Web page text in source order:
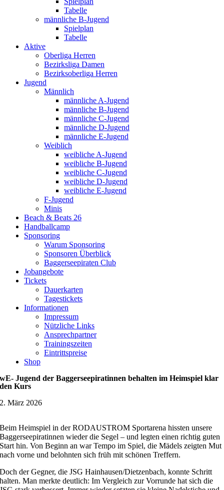
Tabelle
männliche B-Jugend
Spielplan
Tabelle
Aktive
Oberliga Herren
Bezirksliga Damen
Bezirksoberliga Herren
Jugend
Männlich
männliche A-Jugend
männliche B-Jugend
männliche C-Jugend
männliche D-Jugend
männliche E-Jugend
Weiblich
weibliche A-Jugend
weibliche B-Jugend
weibliche C-Jugend
weibliche D-Jugend
weibliche E-Jugend
F-Jugend
Minis
Beach & Beats 26
Handballcamp
Sponsoring
Warum Sponsoring
Sponsoren Überblick
Baggerseepiraten Club
Jobangebote
Tickets
Dauerkarten
Tagestickets
Informationen
Impressum
Nützliche Links
Ansprechpartner
Trainingszeiten
Eintrittspreise
Shop
wE- Jugend der Baggerseepiratinnen behalten im Heimspiel klar
den Kurs
2. März 2026
Beim Heimspiel in der RODAUSTROM Sportarena hissten unsere
Baggerseepiratinnen wieder die Segel – und legten einen richtig guten
Start hin. Von Beginn an war Tempo im Spiel, die Mädels zeigten Mut
nach vorne und belohnten sich früh mit schönen Treffern.
Doch der Gegner, die JSG Hainhausen/Dietzenbach, konnte Schritt
halten. Man merkte deutlich: Im Vergleich zur Vorrunde hat sich die